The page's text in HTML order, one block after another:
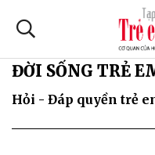
ĐỜI SỐNG TRẺ
Hỏi - Đáp quyền trẻ